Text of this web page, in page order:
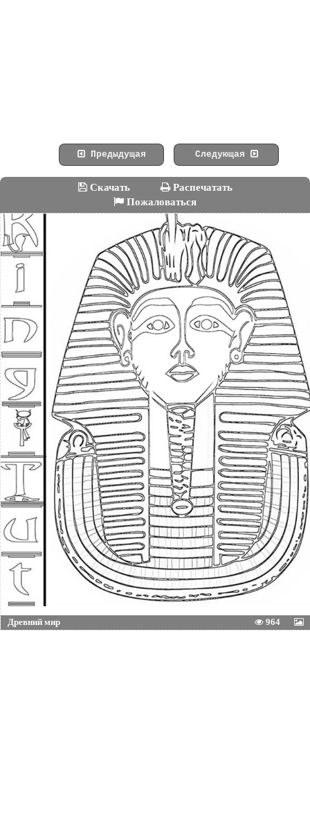
Предыдущая Следующая
Скачать
Распечатать
Пожаловаться
Древний мир 964